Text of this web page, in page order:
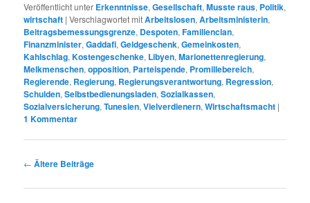
Veröffentlicht unter Erkenntnisse,Gesellschaft,Musste raus, Politik,
wirtschaft |Verschlagwortet mitArbeitslosen,Arbeitsministerin,
Beitragsbemessungsgrenze, Despoten,Familienclan,
Finanzminister,Gaddafi,Geldgeschenk,Gemeinkosten,
Kahlschlag,Kostengeschenke, Libyen,Marionettenregierung,
Melkmenschen,opposition, Parteispende, Promillebereich,
Regierende, Regierung, Regierungsverantwortung, Regression,
Schulden,Selbstbedienungsladen,Sozialkassen,
Sozialversicherung,Tunesien,Vielverdienern,Wirtschaftsmacht |
1 Kommentar
Beitrags-
← Ältere Beiträge